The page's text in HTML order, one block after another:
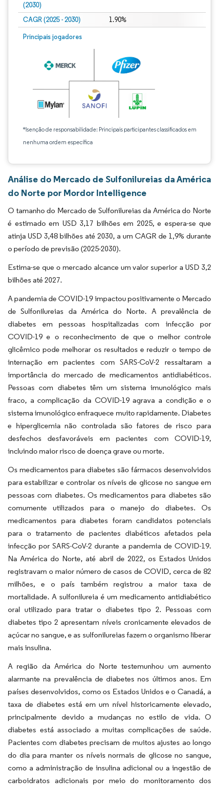
(2030)
CAGR (2025 - 2030) 1.90%
Principais jogadores
*Isenção de responsabilidade: Principais participantes classificados em
nenhuma ordem específica
Análise do Mercado de Sulfonilureias da América
do Norte por Mordor Intelligence
O tamanho do Mercado de Sulfonilureias da América do Norte
é estimado em USD 3,17 bilhões em 2025, e espera-se que
atinja USD 3,48 bilhões até 2030, a um CAGR de 1,9% durante
o período de previsão (2025-2030).
Estima-se que o mercado alcance um valor superior a USD 3,2
bilhões até 2027.
A pandemia de COVID-19 impactou positivamente o Mercado
de Sulfonilureias da América do Norte. A prevalência de
diabetes em pessoas hospitalizadas com infecção por
COVID-19 e o reconhecimento de que o melhor controle
glicêmico pode melhorar os resultados e reduzir o tempo de
internação em pacientes com SARS-CoV-2 ressaltaram a
importância do mercado de medicamentos antidiabéticos.
Pessoas com diabetes têm um sistema imunológico mais
fraco, a complicação da COVID-19 agrava a condição e o
sistema imunológico enfraquece muito rapidamente. Diabetes
e hiperglicemia não controlada são fatores de risco para
desfechos desfavoráveis em pacientes com COVID-19,
incluindo maior risco de doença grave ou morte.
Os medicamentos para diabetes são fármacos desenvolvidos
para estabilizar e controlar os níveis de glicose no sangue em
pessoas com diabetes. Os medicamentos para diabetes são
comumente utilizados para o manejo do diabetes. Os
medicamentos para diabetes foram candidatos potenciais
para o tratamento de pacientes diabéticos afetados pela
infecção por SARS-CoV-2 durante a pandemia de COVID-19.
Na América do Norte, até abril de 2022, os Estados Unidos
registravam o maior número de casos de COVID, cerca de 82
milhões, e o país também registrou a maior taxa de
mortalidade. A sulfonilureia é um medicamento antidiabético
oral utilizado para tratar o diabetes tipo 2. Pessoas com
diabetes tipo 2 apresentam níveis cronicamente elevados de
açúcar no sangue, e as sulfonilureias fazem o organismo liberar
mais insulina.
A região da América do Norte testemunhou um aumento
alarmante na prevalência de diabetes nos últimos anos. Em
países desenvolvidos, como os Estados Unidos e o Canadá, a
taxa de diabetes está em um nível historicamente elevado,
principalmente devido a mudanças no estilo de vida. O
diabetes está associado a muitas complicações de saúde.
Pacientes com diabetes precisam de muitos ajustes ao longo
do dia para manter os níveis normais de glicose no sangue,
como a administração de insulina adicional ou a ingestão de
carboidratos adicionais por meio do monitoramento dos